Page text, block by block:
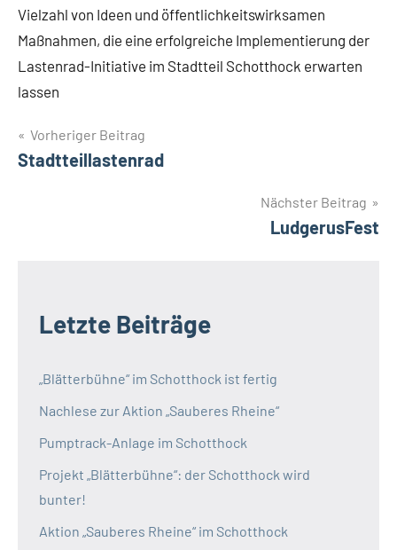
Vielzahl von Ideen und öffentlichkeitswirksamen
Maßnahmen, die eine erfolgreiche Implementierung der
Lastenrad-Initiative im Stadtteil Schotthock erwarten
lassen
Beitragsnavigation
Vorheriger Beitrag
Stadtteillastenrad
Nächster Beitrag
LudgerusFest
Letzte Beiträge
„Blätterbühne“ im Schotthock ist fertig
Nachlese zur Aktion „Sauberes Rheine“
Pumptrack-Anlage im Schotthock
Projekt „Blätterbühne“: der Schotthock wird
bunter!
Aktion „Sauberes Rheine“ im Schotthock